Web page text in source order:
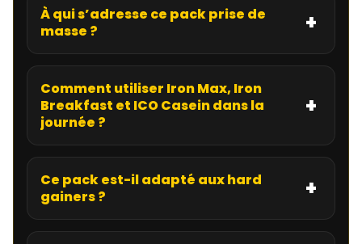
À qui s’adresse ce pack prise de
masse ?
Comment utiliser Iron Max, Iron
Breakfast et ICO Casein dans la
journée ?
Ce pack est-il adapté aux hard
gainers ?